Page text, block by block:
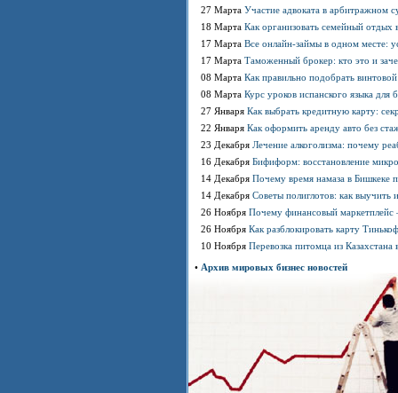
27 Марта Участие адвоката в арбитражном
18 Марта Как организовать семейный отдых
17 Марта Все онлайн-займы в одном месте:
17 Марта Таможенный брокер: кто это и
08 Марта Как правильно подобрать
08 Марта Курс уроков испанского языка для
27 Января Как выбрать кредитную карту:
22 Января Как оформить аренду авто без
23 Декабря Лечение алкоголизма: почему
16 Декабря Бифиформ: восстановление
14 Декабря Почему время намаза в Бишкеке
14 Декабря Советы полиглотов: как выучить
26 Ноября Почему финансовый маркетплейс
26 Ноября Как разблокировать карту
10 Ноября Перевозка питомца из
• Архив мировых бизнес новостей